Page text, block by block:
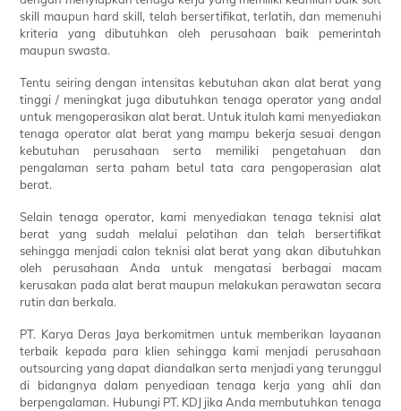
skill maupun hard skill, telah bersertifikat, terlatih, dan memenuhi
kriteria yang dibutuhkan oleh perusahaan baik pemerintah
maupun swasta.
Tentu seiring dengan intensitas kebutuhan akan alat berat yang
tinggi / meningkat juga dibutuhkan tenaga operator yang andal
untuk mengoperasikan alat berat. Untuk itulah kami menyediakan
tenaga operator alat berat yang mampu bekerja sesuai dengan
kebutuhan perusahaan serta memiliki pengetahuan dan
pengalaman serta paham betul tata cara pengoperasian alat
berat.
Selain tenaga operator, kami menyediakan tenaga teknisi alat
berat yang sudah melalui pelatihan dan telah bersertifikat
sehingga menjadi calon teknisi alat berat yang akan dibutuhkan
oleh perusahaan Anda untuk mengatasi berbagai macam
kerusakan pada alat berat maupun melakukan perawatan secara
rutin dan berkala.
PT. Karya Deras Jaya berkomitmen untuk memberikan layaanan
terbaik kepada para klien sehingga kami menjadi perusahaan
outsourcing yang dapat diandalkan serta menjadi yang terunggul
di bidangnya dalam penyediaan tenaga kerja yang ahli dan
berpengalaman. Hubungi PT. KDJ jika Anda membutuhkan tenaga